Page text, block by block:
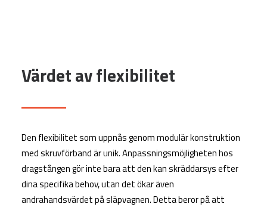
Värdet av flexibilitet
Den flexibilitet som uppnås genom modulär konstruktion
med skruvförband är unik. Anpassningsmöjligheten hos
dragstången gör inte bara att den kan skräddarsys efter
dina specifika behov, utan det ökar även
andrahandsvärdet på släpvagnen. Detta beror på att